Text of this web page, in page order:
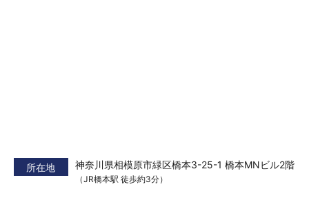
所在地 神奈川県相模原市緑区橋本3-25-1 橋本MNビル2階
（JR橋本駅 徒歩約3分）